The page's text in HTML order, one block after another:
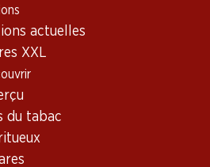
actuelles
XXL
du tabac
différentes régions
IGP Wine & Go